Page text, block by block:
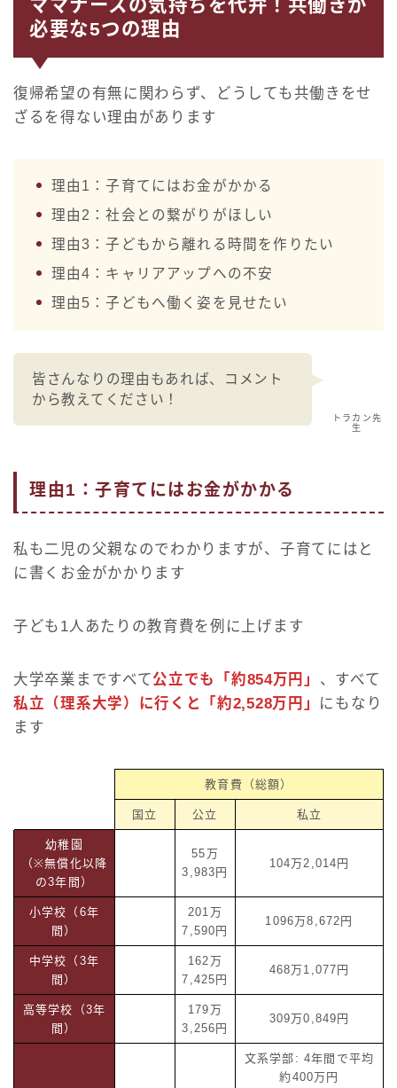
ママナースの気持ちを代弁！共働きが
必要な5つの理由
復帰希望の有無に関わらず、どうしても共働きをせ
ざるを得ない理由があります
理由1：子育てにはお金がかかる
理由2：社会との繋がりがほしい
理由3：子どもから離れる時間を作りたい
理由4：キャリアアップへの不安
理由5：子どもへ働く姿を見せたい
トラカン先
生
皆さんなりの理由もあれば、コメント
から教えてください！
理由1：子育てにはお金がかかる
私も二児の父親なのでわかりますが、子育てにはと
に書くお金がかかります
子ども1人あたりの教育費を例に上げます
大学卒業まですべて公立でも「約854万円」 、すべて
私立（理系大学）に行くと「約2,528万円」 にもなり
ます
教育費（総額）
国立 公立 私立
幼稚園
（※無償化以降
の3年間）
55万
3,983円
104万2,014円
小学校（6年
間）
201万
7,590円
1096万8,672円
中学校（3年
間）
162万
7,425円
468万1,077円
高等学校（3年
間）
179万
3,256円
309万0,849円
文系学部: 4年間で平均
約400万円